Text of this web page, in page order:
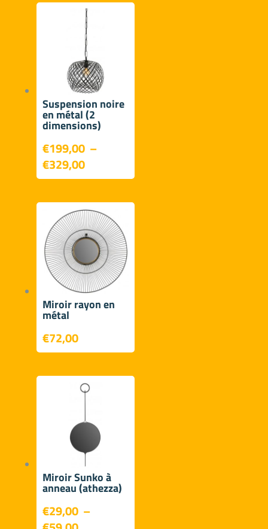
€690,00
à
€720,00
Suspension noire
en métal (2
dimensions)
€199,00 –
€329,00Plage
de
€199,00
à
€329,00
Miroir rayon en
métal
€72,00
Miroir Sunko à
anneau (athezza)
€29,00 –